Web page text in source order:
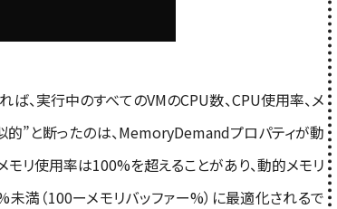
、実行中のすべてのVMのCPU数、CPU使用率、メ
的”と断ったのは、MemoryDemandプロパティが動
リ使用率は100%を超えることがあり、動的メモリ
未満（100ーメモリバッファー%）に最適化されるで